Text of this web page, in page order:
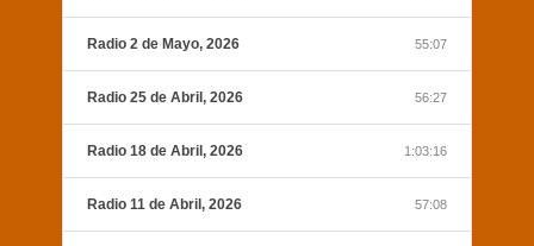
Radio 2 de Mayo, 2026 55:07
Radio 25 de Abril, 2026 56:27
Radio 18 de Abril, 2026 1:03:16
Radio 11 de Abril, 2026 57:08